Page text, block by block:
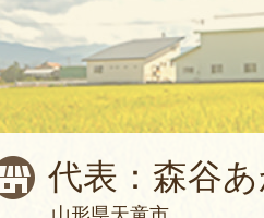
代表：森谷